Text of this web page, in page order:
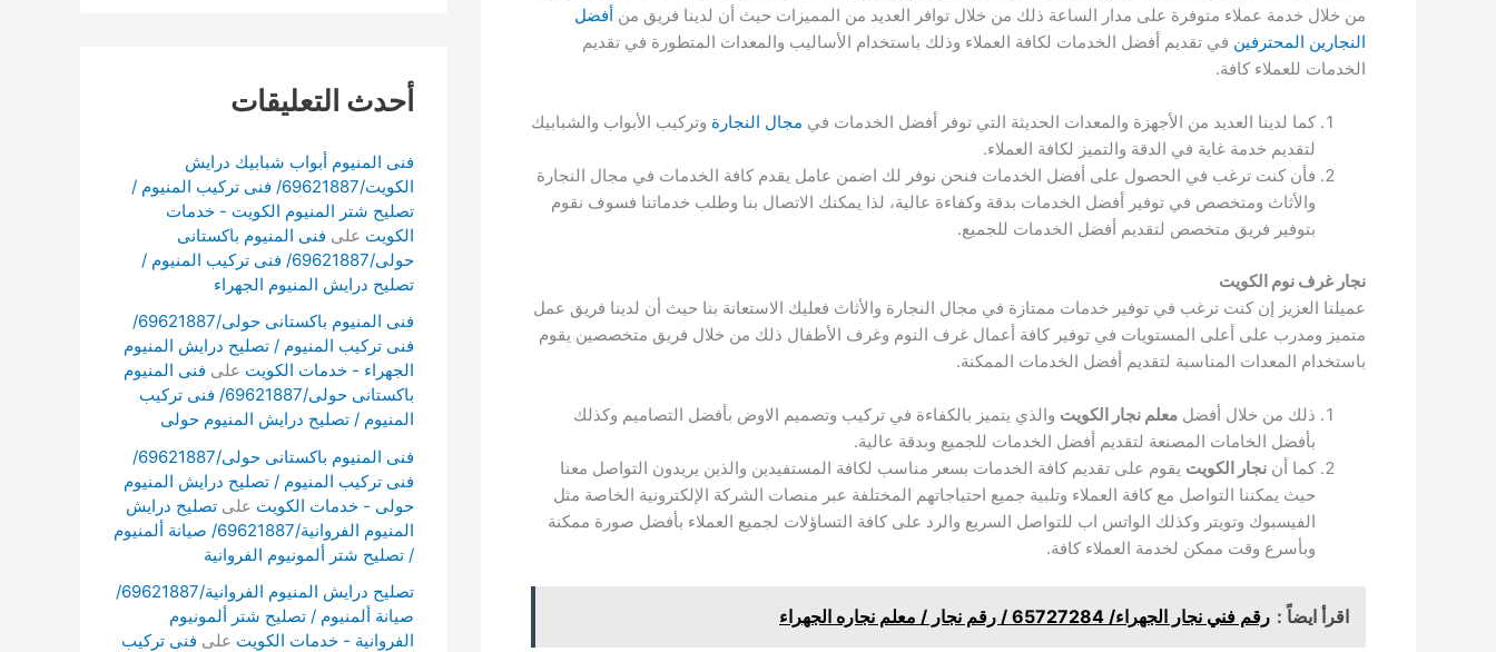
من خلال خدمة عملاء متوفرة على مدار الساعة ذلك من خلال توافر العديد من المميزات حيث أن لدينا فريق من أفضل
النجارين المحترفين في تقديم أفضل الخدمات لكافة العملاء وذلك باستخدام الأساليب والمعدات المتطورة في تقديم
الخدمات للعملاء كافة.
كما لدينا العديد من الأجهزة والمعدات الحديثة التي توفر أفضل الخدمات في مجال النجارة وتركيب الأبواب والشبابيك
لتقديم خدمة غاية في الدقة والتميز لكافة العملاء.
فأن كنت ترغب في الحصول على أفضل الخدمات فنحن نوفر لك اضمن عامل يقدم كافة الخدمات في مجال النجارة
والأثاث ومتخصص في توفير أفضل الخدمات بدقة وكفاءة عالية، لذا يمكنك الاتصال بنا وطلب خدماتنا فسوف نقوم
بتوفير فريق متخصص لتقديم أفضل الخدمات للجميع.
نجار غرف نوم الكويت
عميلنا العزيز إن كنت ترغب في توفير خدمات ممتازة في مجال النجارة والأثاث فعليك الاستعانة بنا حيث أن لدينا فريق عمل
متميز ومدرب على أعلى المستويات في توفير كافة أعمال غرف النوم وغرف الأطفال ذلك من خلال فريق متخصصين يقوم
باستخدام المعدات المناسبة لتقديم أفضل الخدمات الممكنة.
ذلك من خلال أفضل معلم نجار الكويت والذي يتميز بالكفاءة في تركيب وتصميم الاوض بأفضل التصاميم وكذلك
بأفضل الخامات المصنعة لتقديم أفضل الخدمات للجميع وبدقة عالية.
كما أن نجار الكويت يقوم على تقديم كافة الخدمات بسعر مناسب لكافة المستفيدين والذين يريدون التواصل معنا
حيث يمكننا التواصل مع كافة العملاء وتلبية جميع احتياجاتهم المختلفة عبر منصات الشركة الإلكترونية الخاصة مثل
الفيسبوك وتويتر وكذلك الواتس اب للتواصل السريع والرد على كافة التساؤلات لجميع العملاء بأفضل صورة ممكنة
وبأسرع وقت ممكن لخدمة العملاء كافة.
اقرأ ايضاً : رقم فني نجار الجهراء/ 65727284 / رقم نجار / معلم نجاره الجهراء
أحدث التعليقات
فنى المنيوم أبواب شبابيك درايش
الكويت/69621887/ فنى تركيب المنيوم /
تصليح شتر المنيوم الكويت - خدمات
الكويت على فنى المنيوم باكستانى
حولى/69621887/ فنى تركيب المنيوم /
تصليح درايش المنيوم الجهراء
فنى المنيوم باكستانى حولى/69621887/
فنى تركيب المنيوم / تصليح درايش المنيوم
الجهراء - خدمات الكويت على فنى المنيوم
باكستانى حولى/69621887/ فنى تركيب
المنيوم / تصليح درايش المنيوم حولى
فنى المنيوم باكستانى حولى/69621887/
فنى تركيب المنيوم / تصليح درايش المنيوم
حولى - خدمات الكويت على تصليح درايش
المنيوم الفروانية/69621887/ صيانة ألمنيوم
/ تصليح شتر ألمونيوم الفروانية
تصليح درايش المنيوم الفروانية/69621887/
صيانة ألمنيوم / تصليح شتر ألمونيوم
الفروانية - خدمات الكويت على فنى تركيب